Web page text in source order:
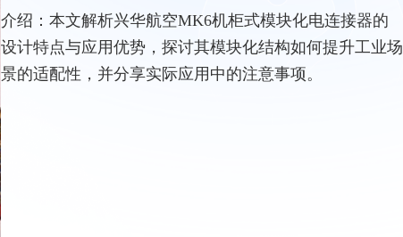
介绍： 本文解析兴华航空MK6机柜式模块化电连接器的
设计特点与应用优势，探讨其模块化结构如何提升工业场
景的适配性，并分享实际应用中的注意事项。